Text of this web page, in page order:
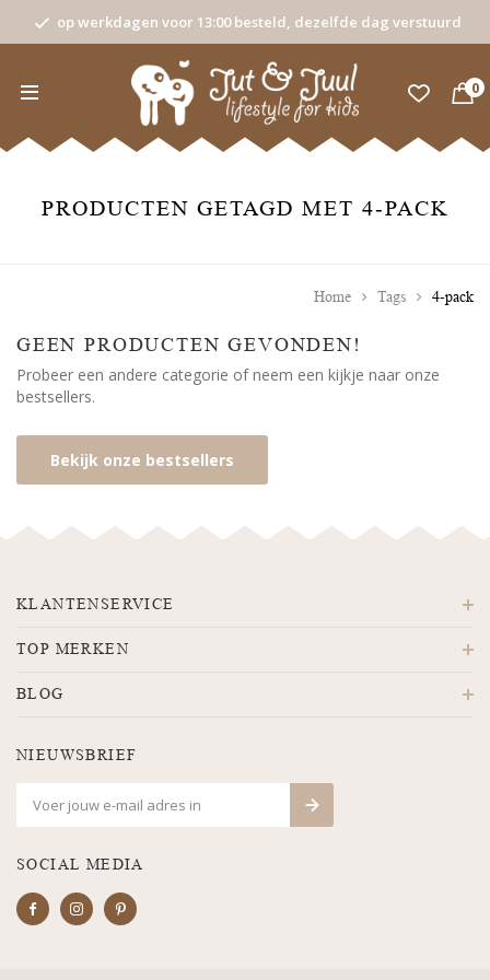
op werkdagen voor 13:00 besteld, dezelfde dag verstuurd
0
PRODUCTEN GETAGD MET 4-PACK
Home Tags 4-pack
GEEN PRODUCTEN GEVONDEN!
Probeer een andere categorie of neem een kijkje naar onze
bestsellers.
Bekijk onze bestsellers
KLANTENSERVICE
TOP MERKEN
BLOG
NIEUWSBRIEF
SOCIAL MEDIA